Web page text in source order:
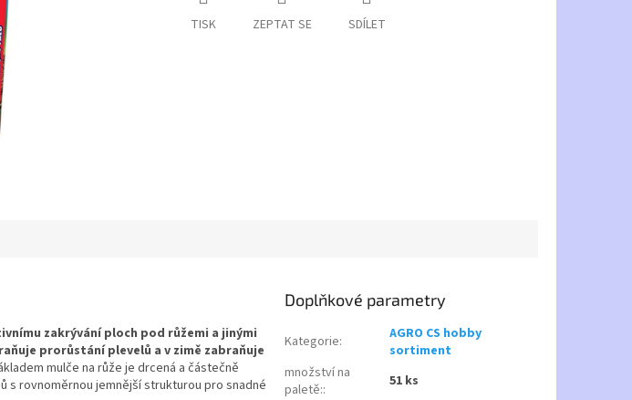
TISK ZEPTAT SE SDÍLET
zakrývání ploch pod růžemi a jinými
prorůstání plevelů a v zimě zabraňuje
mulče na růže je drcená a částečně
s rovnoměrnou jemnější strukturou pro snadné
Doplňkové parametry
Kategorie:
AGRO CS hobby
sortiment
množství na
paletě:: 51 ks